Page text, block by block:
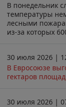
В понедельник
температуры
лесными
из-за которых
30 июля 2026 |
В Евросоюзе
гектаров
30 июля 2026 |